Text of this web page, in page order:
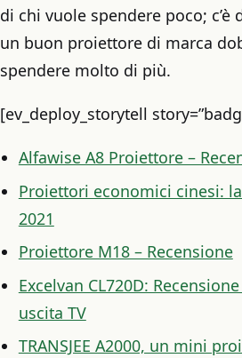
di chi vuole spendere poco; c’è
un buon proiettore di marca
spendere molto di più.
[ev_deploy_storytell
Alfawise A8 Proiettore –
Proiettori economici cinesi:
2021
Proiettore M18 – Recensione
Excelvan CL720D:
uscita TV
TRANSJEE A2000, un mini